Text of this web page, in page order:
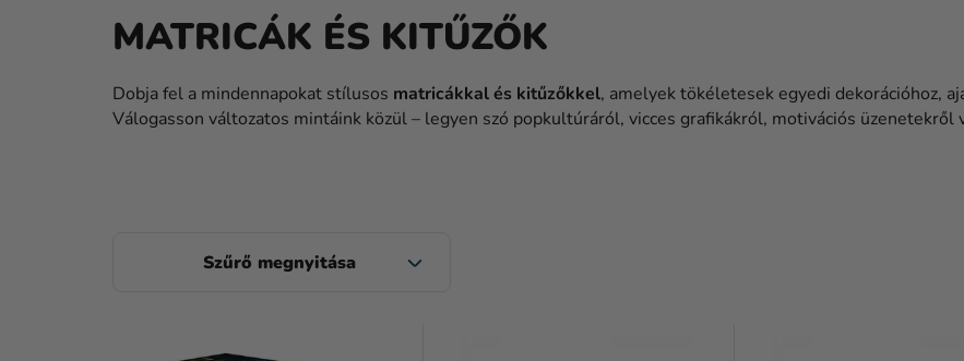
MATRICÁK ÉS KITŰZŐK
Dobja fel a mindennapokat stílusos matricákkal és kitűzőkkel, amelyek tökéletesek egyedi dekorációhoz,
Válogasson változatos mintáink közül – legyen szó popkultúráról, vicces grafikákról, motivációs üzenetekről